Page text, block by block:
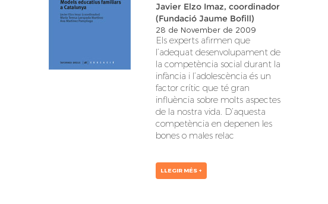
Javier Elzo Imaz, coordinador
(Fundació Jaume Bofill)
28 de November de 2009
Els experts afirmen que
l’adequat desenvolupament de
la competència social durant la
infància i l’adolescència és un
factor crític que té gran
influència sobre molts aspectes
de la nostra vida. D’aquesta
competència en depenen les
bones o males relac
LLEGIR MÉS +